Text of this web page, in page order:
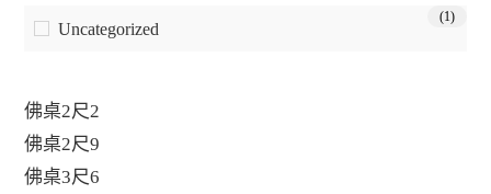
Uncategorized
(1)
佛桌2尺2
佛桌2尺9
佛桌3尺6